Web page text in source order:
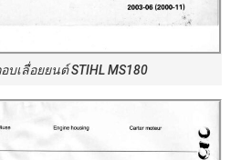
บเลื่อยยนต์ STIHL MS180